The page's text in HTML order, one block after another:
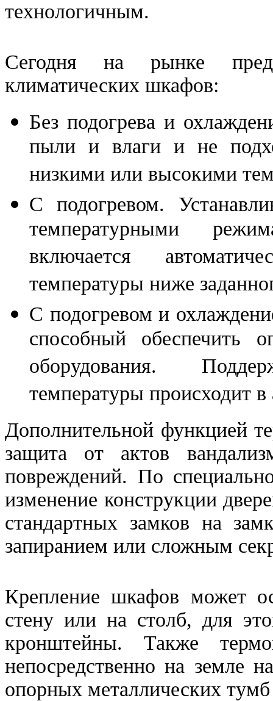
технологичным.
Сегодня на рынке
климатических шкафов:
Без подогрева и
пыли и влаги и не
низкими или высокими
С подогревом.
температурными
включается
температуры ниже
С подогревом и
способный обеспечить
оборудования.
температуры происходит
Дополнительной функцией
защита от актов
повреждений. По
изменение конструкции
стандартных замков на
запиранием или сложным
Крепление шкафов может
стену или на столб, для
кронштейны. Также
непосредственно на земле
опорных металлических